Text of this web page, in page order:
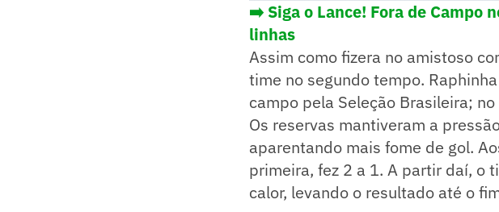
➡️ Siga o Lance! Fora de Campo
linhas
Assim como fizera no amistoso
time no segundo tempo.
campo pela Seleção Brasileira;
Os reservas mantiveram a
aparentando mais fome de gol.
primeira, fez 2 a 1. A partir daí, o
calor, levando o resultado até o